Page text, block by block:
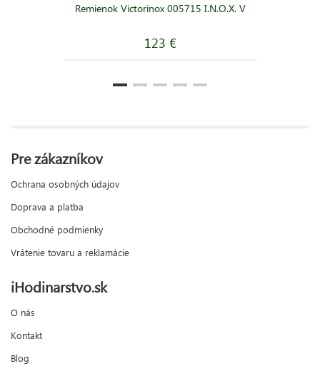
Remienok Victorinox 005715 I.N.O.X. V
123 €
Pre zákazníkov
Ochrana osobných údajov
Doprava a platba
Obchodné podmienky
Vrátenie tovaru a reklamácie
iHodinarstvo.sk
O nás
Kontakt
Blog